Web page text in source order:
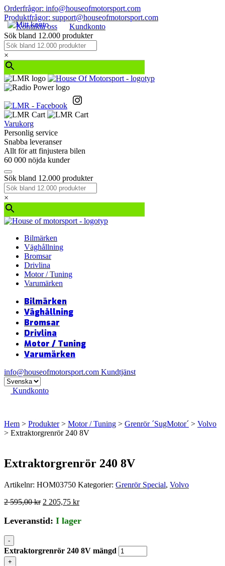
Orderfrågor: info@houseofmotorsport.com
Produktfrågor: support@houseofmotorsport.com
Kontakta oss
Kundkonto
Sök bland 12.000 produkter
×
Varukorg
Personlig service
Snabba leveranser
Allt för att finjustera bilen
60 000 nöjda kunder
Sök bland 12.000 produkter
×
Bilmärken
Väghållning
Bromsar
Drivlina
Motor / Tuning
Varumärken
Bilmärken
Väghållning
Bromsar
Drivlina
Motor / Tuning
Varumärken
info@houseofmotorsport.com Kundtjänst
Kundkonto
Hem > Produkter> Motor / Tuning > Grenrör ´SugMotor´ > Volvo
> Extraktorgrenrör 240 8V
Extraktorgrenrör 240 8V
Artikelnr: HOM03750 Kategorier: Grenrör Special, Volvo
2 595,00kr 2 205,75 kr
Leveranstid: I lager
-
Extraktorgrenrör 240 8V mängd
+